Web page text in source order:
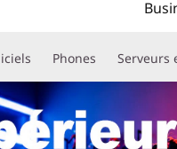
Phones Serveurs